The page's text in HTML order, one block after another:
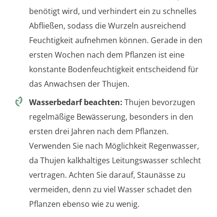
benötigt wird, und verhindert ein zu schnelles
Abfließen, sodass die Wurzeln ausreichend
Feuchtigkeit aufnehmen können. Gerade in den
ersten Wochen nach dem Pflanzen ist eine
konstante Bodenfeuchtigkeit entscheidend für
das Anwachsen der Thujen.
Wasserbedarf beachten: Thujen bevorzugen
regelmäßige Bewässerung, besonders in den
ersten drei Jahren nach dem Pflanzen.
Verwenden Sie nach Möglichkeit Regenwasser,
da Thujen kalkhaltiges Leitungswasser schlecht
vertragen. Achten Sie darauf, Staunässe zu
vermeiden, denn zu viel Wasser schadet den
Pflanzen ebenso wie zu wenig.